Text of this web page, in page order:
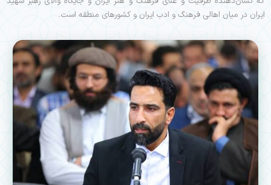
ایران در میان اهالی فرهنگ و ادب ایران و کشورهای منطقه است.